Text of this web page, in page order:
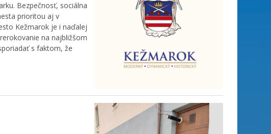
Bezpečnosť, sociálna
prioritou aj v
Kežmarok je i naďalej
na najbližšom
s faktom, že